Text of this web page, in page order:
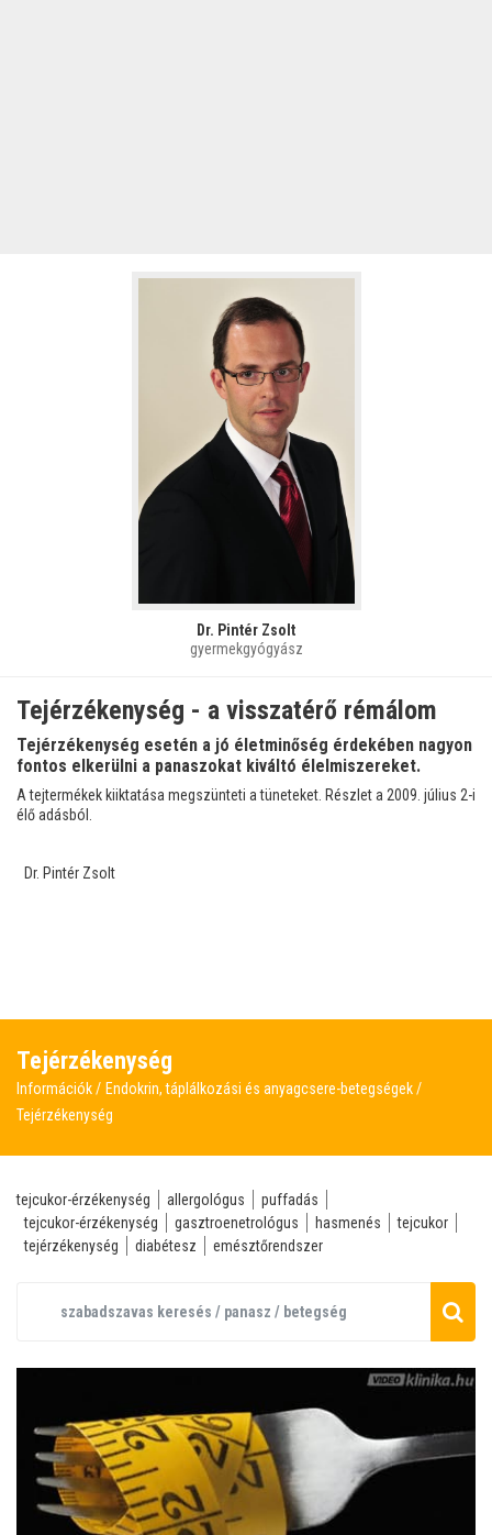
Dr. Pintér Zsolt
gyermekgyógyász
Tejérzékenység - a visszatérő rémálom
Tejérzékenység esetén a jó életminőség érdekében nagyon
fontos elkerülni a panaszokat kiváltó élelmiszereket.
A tejtermékek kiiktatása megszünteti a tüneteket. Részlet a 2009. július 2-i
élő adásból.
Dr. Pintér Zsolt
Tejérzékenység
Információk
Endokrin, táplálkozási és anyagcsere-betegségek
Tejérzékenység
tejcukor-érzékenység allergológus
puffadás
tejcukor-érzékenység
gasztroenetrológus hasmenés
tejcukor
tejérzékenység
diabétesz emésztőrendszer